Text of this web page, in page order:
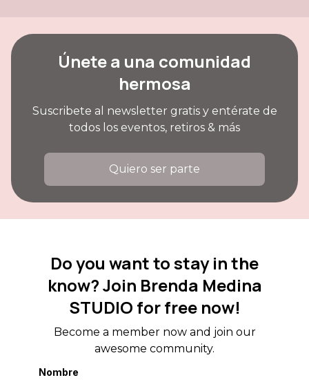
Únete a una comunidad
hermosa
Suscribete al newsletter gratis y entérate de
todos los eventos, retiros & más
Quiero ser parte
Do you want to stay in the
know? Join Brenda Medina
STUDIO for free now!
Become a member now and join our
awesome community.
Nombre